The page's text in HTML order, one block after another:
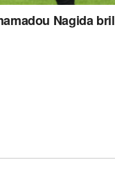
Nagida